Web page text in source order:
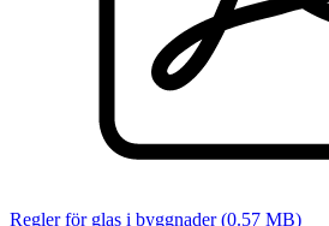
Regler för glas i byggnader (0.57 MB)